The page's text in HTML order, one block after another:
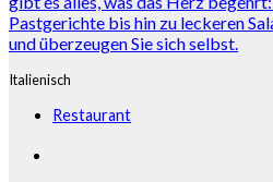
Pastgerichte bis hin zu leckeren
und überzeugen Sie sich selbst.
Italienisch
Restaurant